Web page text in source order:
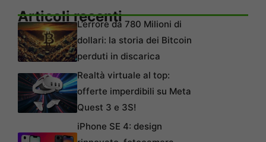
Articoli recentiL’errore da 780 Milioni di
dollari: la storia dei Bitcoin
perduti in discarica
Realtà virtuale al top:
offerte imperdibili su Meta
Quest 3 e 3S!
iPhone SE 4: design